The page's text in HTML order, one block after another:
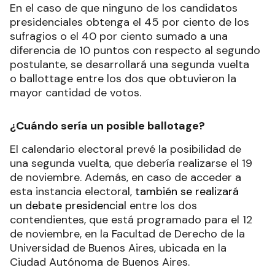
En el caso de que ninguno de los candidatos
presidenciales obtenga el 45 por ciento de los
sufragios o el 40 por ciento sumado a una
diferencia de 10 puntos con respecto al segundo
postulante, se desarrollará una segunda vuelta
o ballottage entre los dos que obtuvieron la
mayor cantidad de votos.
¿Cuándo sería un posible ballotage?
El calendario electoral prevé la posibilidad de
una segunda vuelta, que debería realizarse el 19
de noviembre. Además, en caso de acceder a
esta instancia electoral, también se realizará
un debate presidencial entre los dos
contendientes, que está programado para el 12
de noviembre, en la Facultad de Derecho de la
Universidad de Buenos Aires, ubicada en la
Ciudad Autónoma de Buenos Aires.